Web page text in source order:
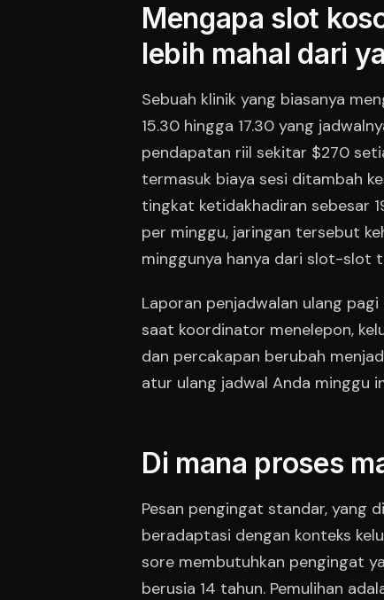
Mengapa slot
lebih mahal dari
Sebuah klinik yang biasanya
15.30 hingga 17.30 yang
pendapatan riil sekitar $270
termasuk biaya sesi ditambah
tingkat ketidakhadiran sebesar
per minggu, jaringan tersebut
minggunya hanya dari slot-slot
Laporan penjadwalan ulang
saat koordinator menelepon,
dan percakapan berubah
atur ulang jadwal Anda minggu
Di mana proses
Pesan pengingat standar, yang
beradaptasi dengan konteks
sore membutuhkan pengingat
berusia 14 tahun. Pemulihan